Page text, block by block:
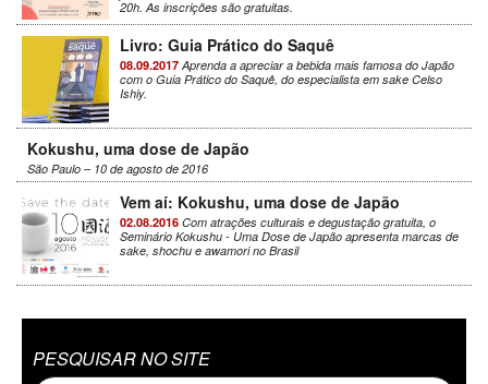
20h. As inscrições são gratuitas.
Livro: Guia Prático do Saquê
08.09.2017Aprenda a apreciar a bebida mais famosa do Japão
com o Guia Prático do Saquê, do especialista em sake Celso
Ishiy.
Kokushu, uma dose de Japão
São Paulo – 10 de agosto de 2016
Vem aí: Kokushu, uma dose de Japão
02.08.2016 Com atrações culturais e degustação gratuita, o
Seminário Kokushu - Uma Dose de Japão apresenta marcas de
sake, shochu e awamori no Brasil
PESQUISAR NO SITE